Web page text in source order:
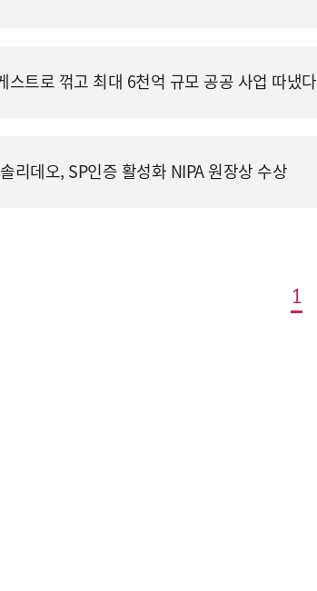
스트로 꺾고 최대 6천억 규모 공공 사업 따냈다
리데오, SP인증 활성화 NIPA 원장상 수상
1